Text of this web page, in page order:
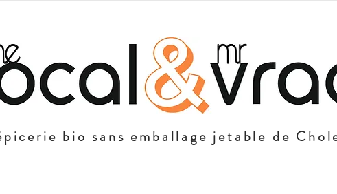
bio sans emballage jetable de